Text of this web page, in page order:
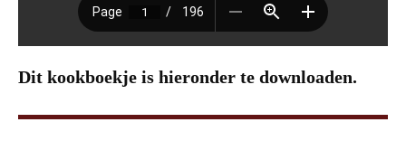
Dit kookboekje is hieronder te downloaden.